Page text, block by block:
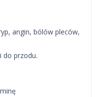
angin, bólów pleców,
do przodu.